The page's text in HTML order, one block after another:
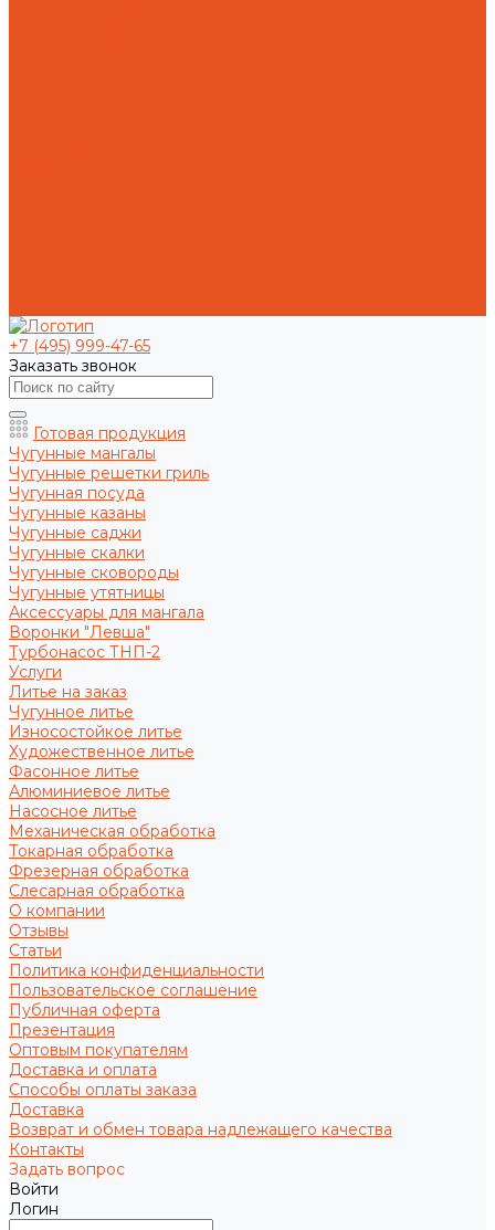
+7 (495) 999-47-65
Заказать звонок
Готовая продукция
Чугунные мангалы
Чугунные решетки гриль
Чугунная посуда
Чугунные казаны
Чугунные саджи
Чугунные скалки
Чугунные сковороды
Чугунные утятницы
Аксессуары для мангала
Воронки "Левша"
Турбонасос ТНП-2
Услуги
Литье на заказ
Чугунное литье
Износостойкое литье
Художественное литье
Фасонное литье
Алюминиевое литье
Насосное литье
Механическая обработка
Токарная обработка
Фрезерная обработка
Слесарная обработка
О компании
Отзывы
Статьи
Политика конфиденциальности
Пользовательское соглашение
Публичная оферта
Презентация
Оптовым покупателям
Доставка и оплата
Способы оплаты заказа
Доставка
Возврат и обмен товара надлежащего качества
Контакты
Задать вопрос
Войти
Логин